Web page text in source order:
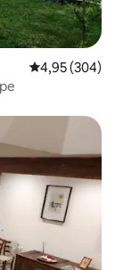
Gemiddelde
4,95 (304)